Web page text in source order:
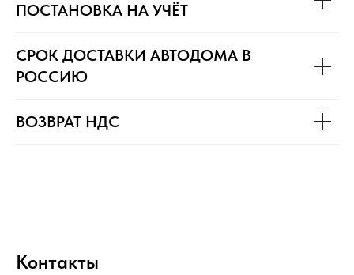
ПОСТАНОВКА НА УЧЁТ
СРОК ДОСТАВКИ АВТОДОМА В
РОССИЮ
ВОЗВРАТ НДС
Контакты